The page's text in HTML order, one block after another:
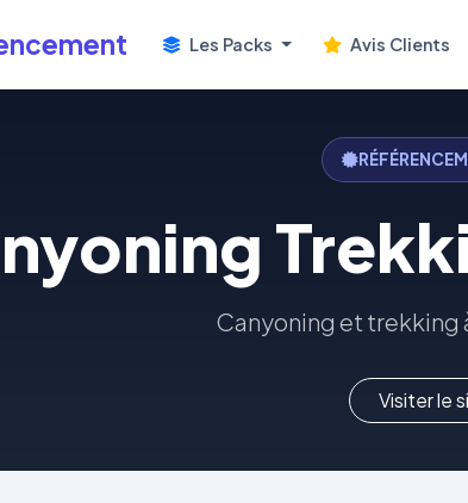
Les Packs Avis Clients
Canyoning et trekking
Visiter le